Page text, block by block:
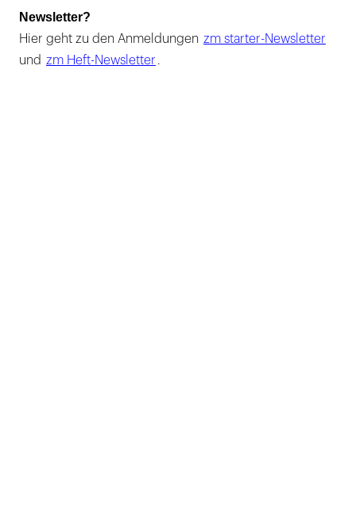
Newsletter?
Hier geht zu den Anmeldungen zm starter-Newsletter
und zm Heft-Newsletter .